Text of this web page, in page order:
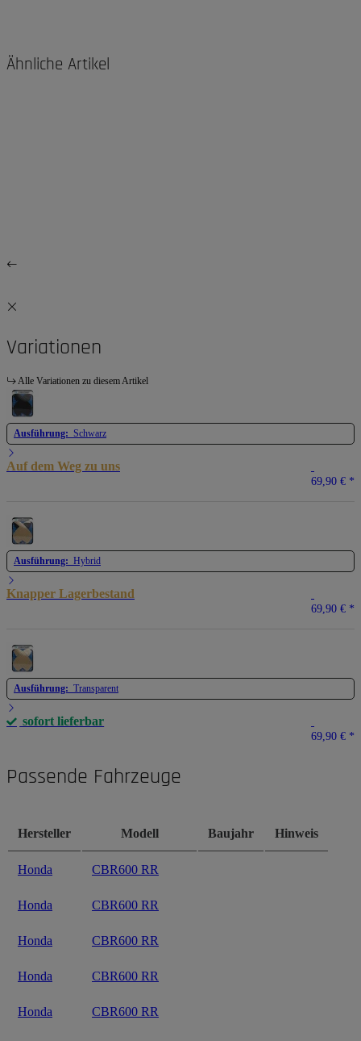
Ähnliche Artikel
Variationen
Alle Variationen zu diesem Artikel
Ausführung: Schwarz
Auf dem Weg zu uns
69,90 € *
Ausführung: Hybrid
Knapper Lagerbestand
69,90 € *
Ausführung: Transparent
sofort lieferbar
69,90 € *
Passende Fahrzeuge
Hersteller Modell Baujahr Hinweis
Honda CBR600 RR
Honda CBR600 RR
Honda CBR600 RR
Honda CBR600 RR
Honda CBR600 RR